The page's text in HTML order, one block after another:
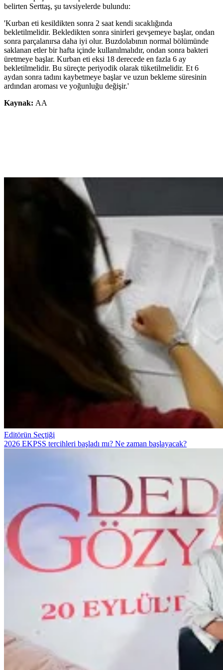
belirten Serttaş, şu tavsiyelerde bulundu:
'Kurban eti kesildikten sonra 2 saat kendi sıcaklığında
bekletilmelidir. Bekledikten sonra sinirleri gevşemeye başlar, ondan
sonra parçalanırsa daha iyi olur. Buzdolabının normal bölümünde
saklanan etler bir hafta içinde kullanılmalıdır, ondan sonra bakteri
üretmeye başlar. Kurban eti eksi 18 derecede en fazla 6 ay
bekletilmelidir. Bu süreçte periyodik olarak tüketilmelidir. Et 6
aydan sonra tadını kaybetmeye başlar ve uzun bekleme süresinin
ardından aroması ve yoğunluğu değişir.'
Kaynak: AA
Editörün Seçtiği
2026 EKPSS tercihleri başladı mı? Ne zaman başlayacak?